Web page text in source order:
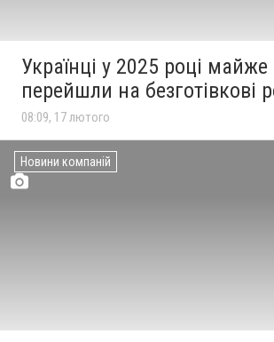
Українці у 2025 році
перейшли на безготівкові
08:09, 17 лютого
Новини компаній